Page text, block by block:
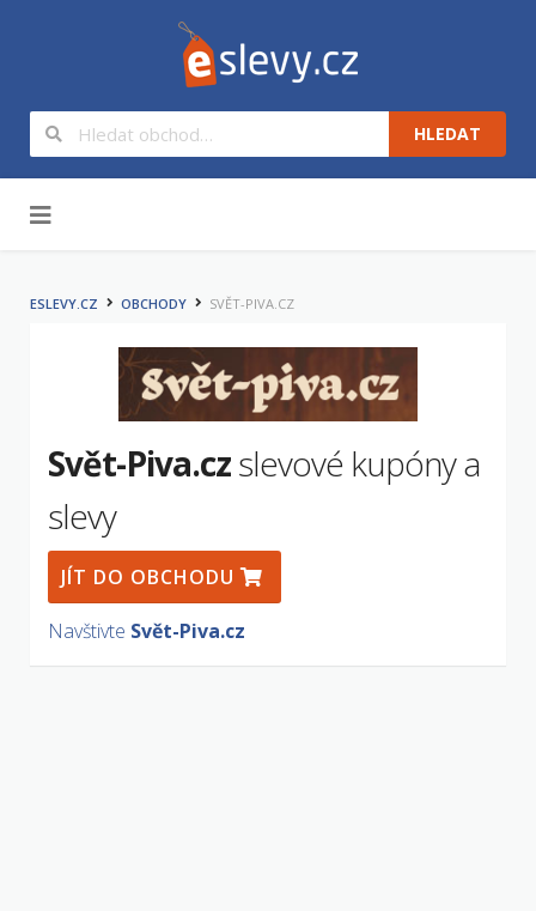
HLEDAT
ESLEVY.CZ OBCHODY SVĚT-PIVA.CZ
Svět-Piva.czslevové kupóny a
slevy
JÍT DO OBCHODU
Navštivte Svět-Piva.cz